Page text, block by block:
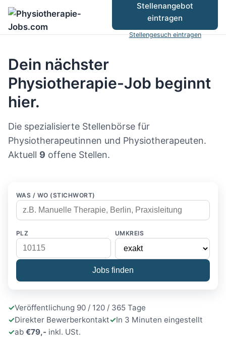
Stellenangebot
eintragen
Stellengesuch eintragen
Dein nächster
Physiotherapie-Job beginnt
hier.
Die spezialisierte Stellenbörse für
Physiotherapeutinnen und Physiotherapeuten.
Aktuell 9 offene Stellen.
WAS / WO (STICHWORT)
PLZ UMKREIS
Jobs finden
Veröffentlichung 90 / 120 / 365 Tage
Direkter Bewerberkontakt
In 3 Minuten eingestellt
ab €79,- inkl. USt.